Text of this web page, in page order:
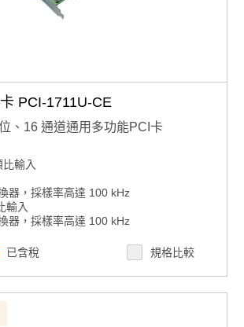
PCI-1711U-CE
、16 通道通用多功能PCI卡
輸入
器，採樣率高達 100 kHz
輸入
器，採樣率高達 100 kHz
和 16 個數位輸出
出通道
憶體（1024 個樣本）
掃描
計數器
已含稅 規格比較